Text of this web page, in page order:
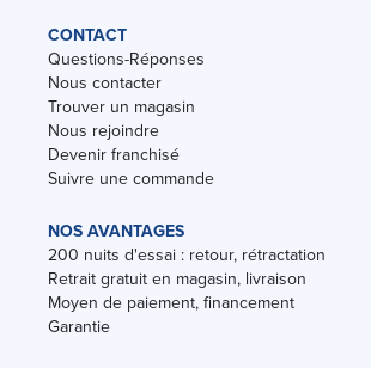
CONTACT
Questions-Réponses
Nous contacter
Trouver un magasin
Nous rejoindre
Devenir franchisé
Suivre une commande
NOS AVANTAGES
200 nuits d'essai : retour, rétractation
Retrait gratuit en magasin, livraison
Moyen de paiement, financement
Garantie